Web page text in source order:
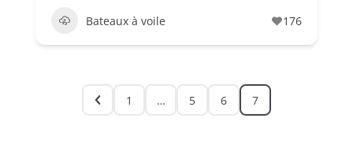
Bateaux à voile 176
1 … 5 6 7